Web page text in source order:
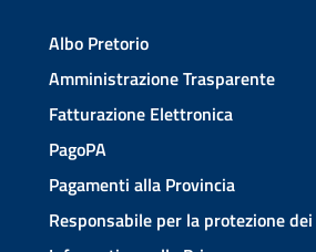
Albo Pretorio
Amministrazione Trasparente
Fatturazione Elettronica
PagoPA
Pagamenti alla Provincia
Responsabile per la protezione